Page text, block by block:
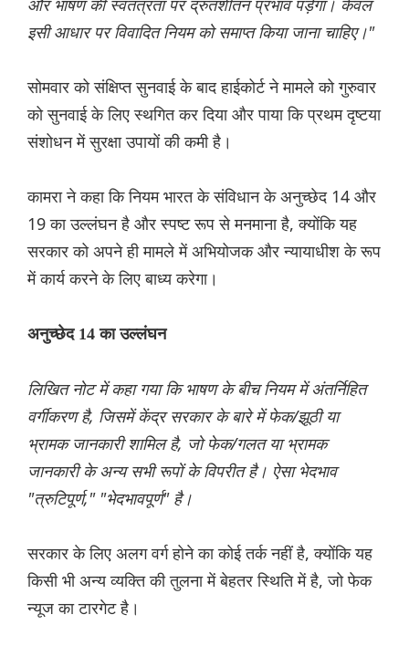
और भाषण की स्वतंत्रता पर द्रुतशीतन प्रभाव पड़ेगा। केवल
इसी आधार पर विवादित नियम को समाप्त किया जाना चाहिए।"
सोमवार को संक्षिप्त सुनवाई के बाद हाईकोर्ट ने मामले को गुरुवार
को सुनवाई के लिए स्थगित कर दिया और पाया कि प्रथम दृष्टया
संशोधन में सुरक्षा उपायों की कमी है।
कामरा ने कहा कि नियम भारत के संविधान के अनुच्छेद 14 और
19 का उल्लंघन है और स्पष्ट रूप से मनमाना है, क्योंकि यह
सरकार को अपने ही मामले में अभियोजक और न्यायाधीश के रूप
में कार्य करने के लिए बाध्य करेगा।
अनुच्छेद 14 का उल्लंघन
लिखित नोट में कहा गया कि भाषण के बीच नियम में अंतर्निहित
वर्गीकरण है, जिसमें केंद्र सरकार के बारे में फेक/झूठी या
भ्रामक जानकारी शामिल है, जो फेक/गलत या भ्रामक
जानकारी के अन्य सभी रूपों के विपरीत है। ऐसा भेदभाव
"त्रुटिपूर्ण," "भेदभावपूर्ण" है।
सरकार के लिए अलग वर्ग होने का कोई तर्क नहीं है, क्योंकि यह
किसी भी अन्य व्यक्ति की तुलना में बेहतर स्थिति में है, जो फेक
न्यूज का टारगेट है।